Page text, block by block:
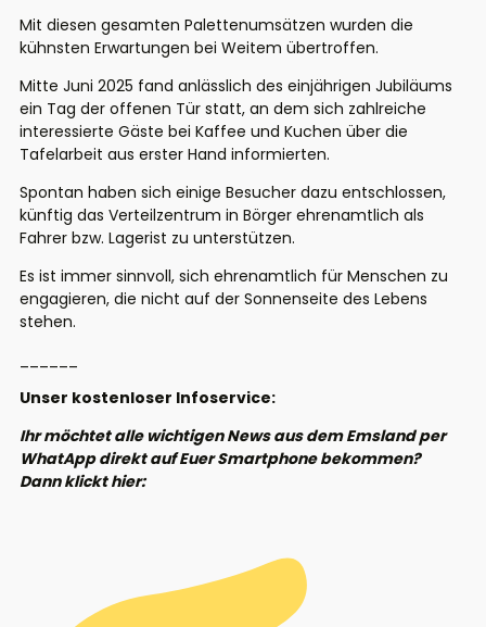
Mit diesen gesamten Palettenumsätzen wurden die
kühnsten Erwartungen bei Weitem übertroffen.
Mitte Juni 2025 fand anlässlich des einjährigen Jubiläums
ein Tag der offenen Tür statt, an dem sich zahlreiche
interessierte Gäste bei Kaffee und Kuchen über die
Tafelarbeit aus erster Hand informierten.
Spontan haben sich einige Besucher dazu entschlossen,
künftig das Verteilzentrum in Börger ehrenamtlich als
Fahrer bzw. Lagerist zu unterstützen.
Es ist immer sinnvoll, sich ehrenamtlich für Menschen zu
engagieren, die nicht auf der Sonnenseite des Lebens
stehen.
Unser kostenloser Infoservice:
Ihr möchtet alle wichtigen News aus dem Emsland per
WhatApp direkt auf Euer Smartphone bekommen?
Dann klickt hier: